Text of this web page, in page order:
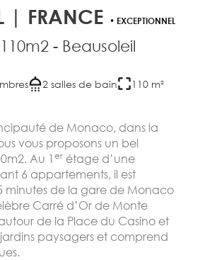
| FRANCE • EXCEPTIONNEL
- Beausoleil
2 salles de bain 110 m²
de Monaco, dans la
vous proposons un bel
Au 1er étage d’une
6 appartements, il est
minutes de la gare de Monaco
Carré d’Or de Monte
de la Place du Casino et
paysagers et comprend